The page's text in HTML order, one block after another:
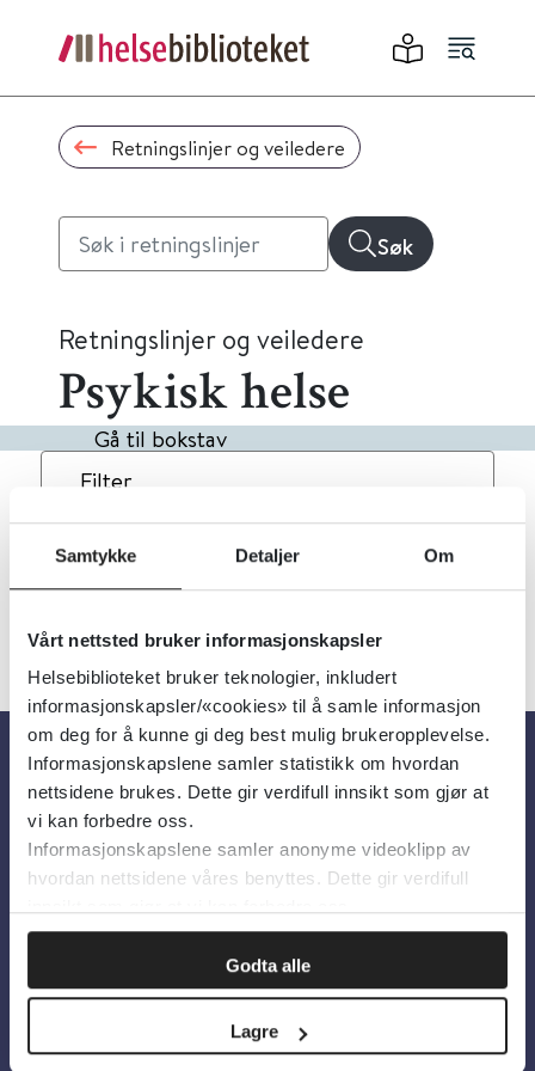
Samtykke Detaljer Om
Vårt nettsted bruker informasjonskapsler
Helsebiblioteket bruker teknologier, inkludert
informasjonskapsler/«cookies» til å samle informasjon
om deg for å kunne gi deg best mulig brukeropplevelse.
Informasjonskapslene samler statistikk om hvordan
nettsidene brukes. Dette gir verdifull innsikt som gjør at
vi kan forbedre oss.
Informasjonskapslene samler anonyme videoklipp av
hvordan nettsidene våres benyttes. Dette gir verdifull
Godta alle
Lagre
Retningslinjer og veiledere
Søk
Retningslinjer og veiledere
Psykisk helse
Gå til bokstav
Filter
4Treff Dato Alfabetisk
Om oss
Om Helsebiblioteket
Personvern og informasjonskapsler
Tilgjengelighetserklæring
Information in English
Bilder fra Colourbox.com